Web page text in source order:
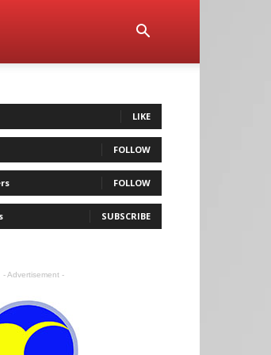
LIKE
FOLLOW
FOLLOW
SUBSCRIBE
- Advertisement -